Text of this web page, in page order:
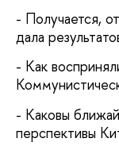
- Получается,
дала
- Как
- Каковы
перспективы